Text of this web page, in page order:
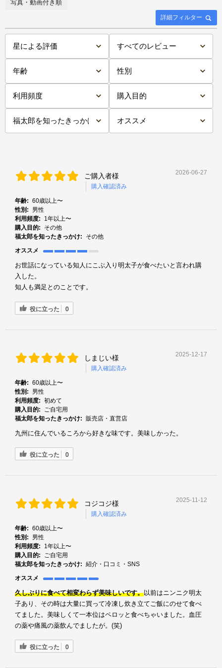
詳細フィルター
写真・動画付き順
ご購入者様
購入確認済み
2026-06-27
年齢: 60歳以上〜
性別:
男性
利用頻度:
1年以上〜
購入目的:
その他
福太郎を知ったきっかけ:
その他
オススメ
お世話になっている知人にこぶ入り明太子が食べたいと言われ購
入した。
知人も満足とのことです。
役に立った 0
しまじい様
購入確認済み
2025-12-17
年齢: 60歳以上〜
性別:
男性
利用頻度: 初めて
購入目的:
ご自宅用
福太郎を知ったきっかけ: 販売店・直営店
九州に住んでいるころから好きな味です。美味しかった。
役に立った 0
コジコジ様
購入確認済み
2025-11-12
年齢: 60歳以上〜
性別:
男性
利用頻度:
1年以上〜
購入目的:
ご自宅用
福太郎を知ったきっかけ: 紹介・口コミ・SNS
オススメ
久しぶりに食べて相変わらず美味しいです。以前はニンニク明太
子あり、その時は大量に買って冷凍し炊き立てご飯にのせて食べ
てました。美味しくて一本位はペロッと食べちゃいました。血圧
の薬や痛風の薬飲んでましたが。(笑)
役に立った 0